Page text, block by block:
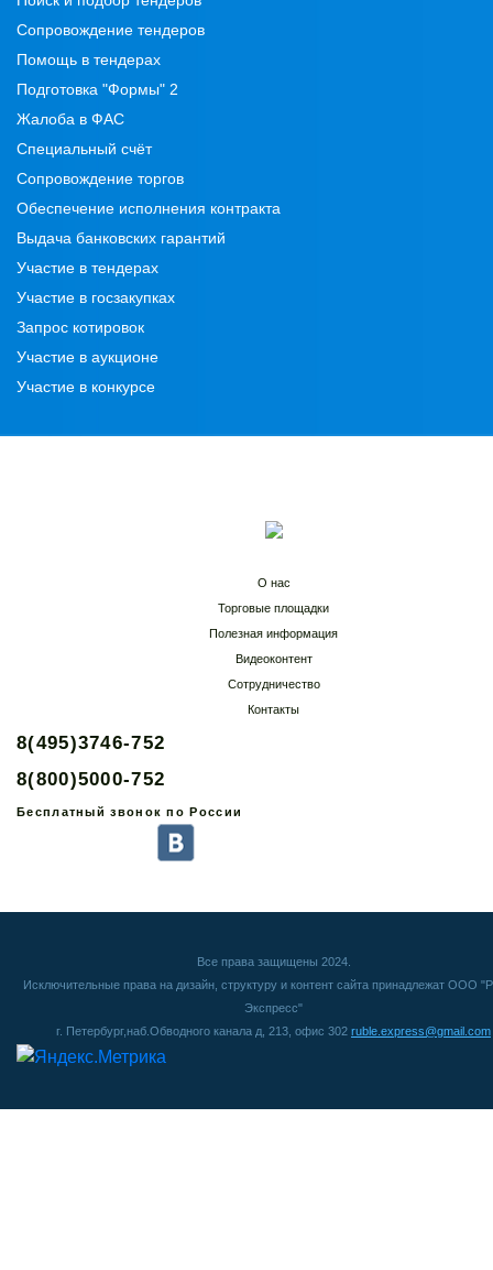
Сопровождение тендеров
Помощь в тендерах
Подготовка "Формы" 2
Жалоба в ФАС
Специальный счёт
Сопровождение торгов
Обеспечение исполнения контракта
Выдача банковских гарантий
Участие в тендерах
Участие в госзакупках
Запрос котировок
Участие в аукционе
Участие в конкурсе
О нас
Торговые площадки
Полезная информация
Видеоконтент
Сотрудничество
Контакты
8(495)3746-752
8(800)5000-752
Бесплатный звонок по России
Все права защищены 2024.
Исключительные права на дизайн, структуру и контент сайта принадлежат ООО
Экспресс"
г. Петербург,наб.Обводного канала д, 213, офис 302 ruble.express@gmail.com